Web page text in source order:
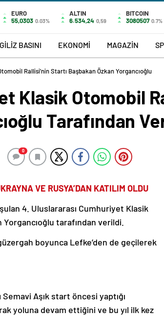
EURO
55,0303 0.03%
ALTIN
6.534,24 0,59
BITCOIN
3080507 0.7%
BASINI EKONOMİ MAGAZİN
Rallisi’nin Startı Başbakan Özkan Yorgancıoğlu
Klasik Otomobil
Tarafından
0
VE RUSYA’DAN KATILIM OLDU
4. Uluslararası Cumhuriyet Klasik
Yorgancıoğlu tarafından verildi.
boyunca Lefke’den de geçilerek
Aşık start öncesi yaptığı
yoluna devam ettiğini ve bu yıl ilk kez